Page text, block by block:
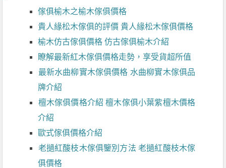
傢俱榆木之榆木傢俱價格
貴人緣松木傢俱的評價 貴人緣松木傢俱價格
榆木仿古傢俱價格 仿古傢俱榆木介紹
瞭解最新紅木傢俱價格走勢，享受貨超所值
最新水曲柳實木傢俱價格 水曲柳實木傢俱品
牌介紹
檀木傢俱價格介紹 檀木傢俱小葉紫檀木價格
介紹
歐式傢俱價格介紹
老撾紅酸枝木傢俱鑒別方法 老撾紅酸枝木傢
俱價格